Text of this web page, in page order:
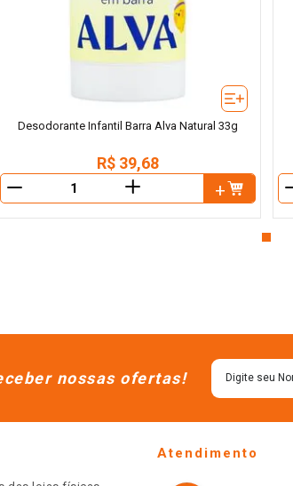
Desodorante Infantil Barra Alva Natural 33g
R$ 39,68
＋
nossas ofertas!
Atendimento